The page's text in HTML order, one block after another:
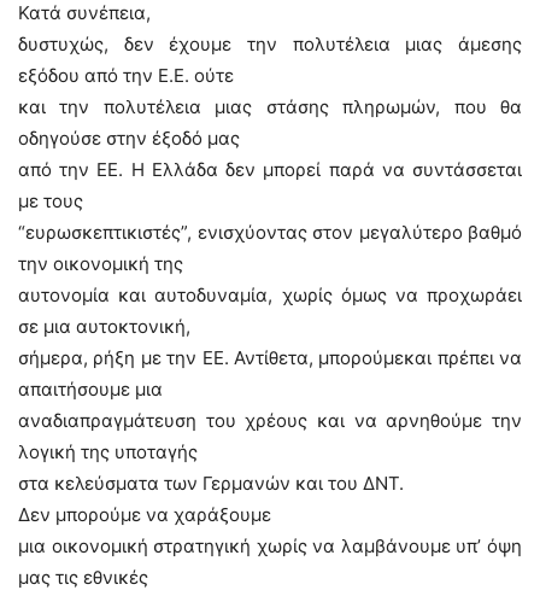
Κατά συνέπεια,
δυστυχώς, δεν έχουμε την πολυτέλεια μιας άμεσης
εξόδου από την Ε.Ε. ούτε
και την πολυτέλεια μιας στάσης πληρωμών, που θα
οδηγούσε στην έξοδό μας
από την ΕΕ. Η Ελλάδα δεν μπορεί παρά να συντάσσεται
με τους
“ευρωσκεπτικιστές”, ενισχύοντας στον μεγαλύτερο βαθμό
την οικονομική της
αυτονομία και αυτοδυναμία, χωρίς όμως να προχωράει
σε μια αυτοκτονική,
σήμερα, ρήξη με την ΕΕ. Αντίθετα, μπορούμεκαι πρέπει να
απαιτήσουμε μια
αναδιαπραγμάτευση του χρέους και να αρνηθούμε την
λογική της υποταγής
στα κελεύσματα των Γερμανών και του ΔΝΤ.
Δεν μπορούμε να χαράξουμε
μια οικονομική στρατηγική χωρίς να λαμβάνουμε υπ’ όψη
μας τις εθνικές